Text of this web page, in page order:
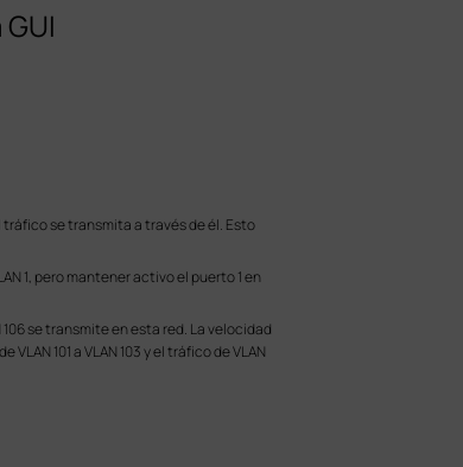
tráfico se transmita a través de él. Esto
1, pero mantener activo el puerto 1 en
se transmite en esta red. La velocidad
101 a VLAN 103 y el tráfico de VLAN